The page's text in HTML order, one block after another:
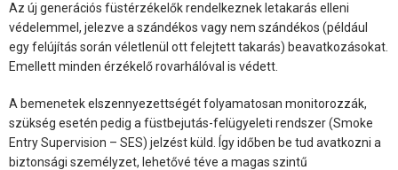
Az új generációs füstérzékelők rendelkeznek letakarás elleni
védelemmel, jelezve a szándékos vagy nem szándékos (például
egy felújítás során véletlenül ott felejtett takarás) beavatkozásokat.
Emellett minden érzékelő rovarhálóval is védett.
A bemenetek elszennyezettségét folyamatosan monitorozzák,
szükség esetén pedig a füstbejutás-felügyeleti rendszer (Smoke
Entry Supervision – SES) jelzést küld. Így időben be tud avatkozni a
biztonsági személyzet, lehetővé téve a magas szintű